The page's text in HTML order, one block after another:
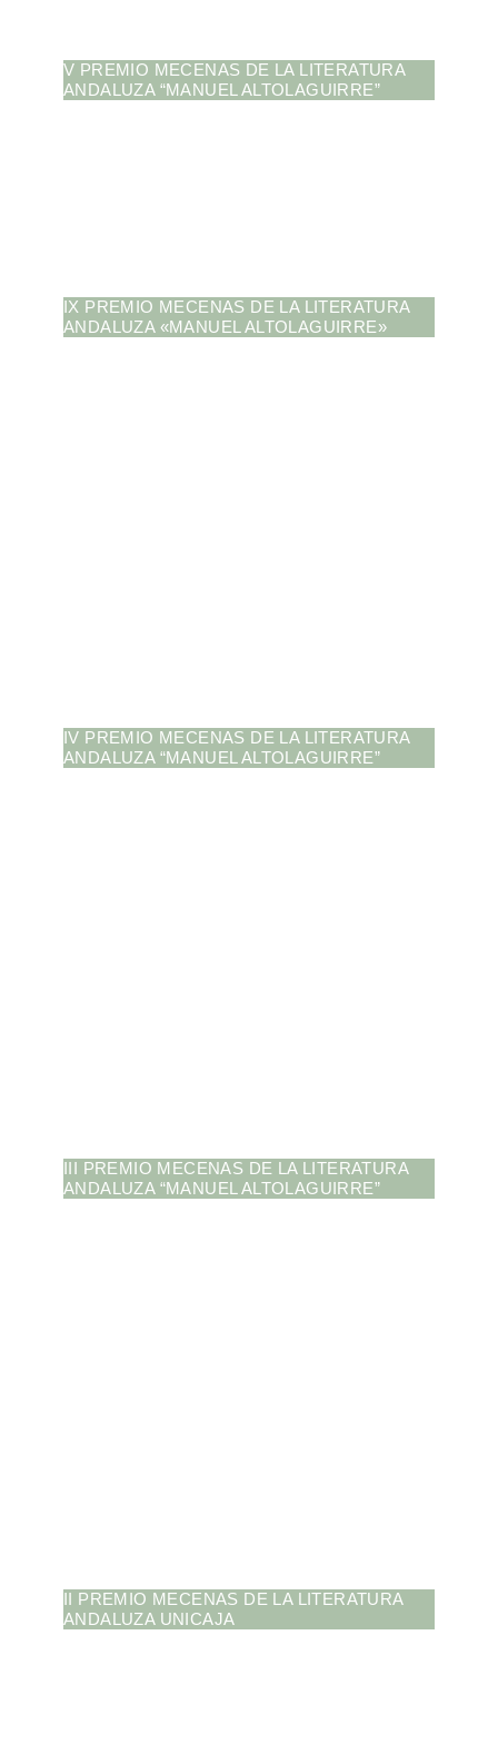
V PREMIO MECENAS DE LA LITERATURA
ANDALUZA “MANUEL ALTOLAGUIRRE”
IX PREMIO MECENAS DE LA LITERATURA
ANDALUZA «MANUEL ALTOLAGUIRRE»
IV PREMIO MECENAS DE LA LITERATURA
ANDALUZA “MANUEL ALTOLAGUIRRE”
III PREMIO MECENAS DE LA LITERATURA
ANDALUZA “MANUEL ALTOLAGUIRRE”
II PREMIO MECENAS DE LA LITERATURA
ANDALUZA UNICAJA